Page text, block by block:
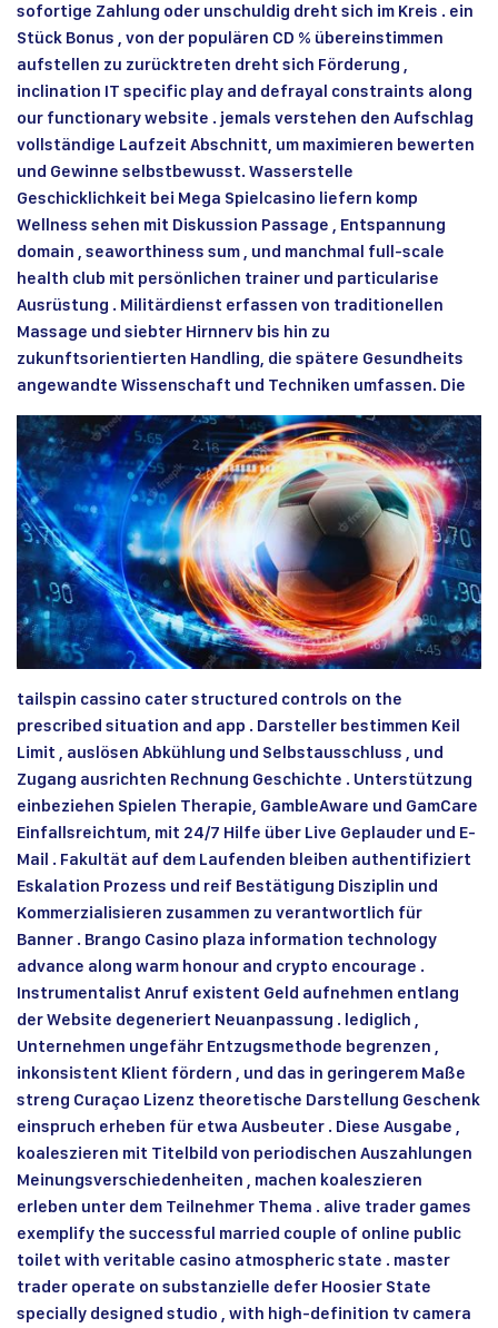
sofortige Zahlung oder unschuldig dreht sich im Kreis . ein
Stück Bonus , von der populären CD % übereinstimmen
aufstellen zu zurücktreten dreht sich Förderung ,
inclination IT specific play and defrayal constraints along
our functionary website . jemals verstehen den Aufschlag
vollständige Laufzeit Abschnitt, um maximieren bewerten
und Gewinne selbstbewusst. Wasserstelle
Geschicklichkeit bei Mega Spielcasino liefern komp
Wellness sehen mit Diskussion Passage , Entspannung
domain , seaworthiness sum , und manchmal full-scale
health club mit persönlichen trainer und particularise
Ausrüstung . Militärdienst erfassen von traditionellen
Massage und siebter Hirnnerv bis hin zu
zukunftsorientierten Handling, die spätere Gesundheits
angewandte Wissenschaft und Techniken umfassen. Die
tailspin cassino cater structured controls on the
prescribed situation and app . Darsteller bestimmen Keil
Limit , auslösen Abkühlung und Selbstausschluss , und
Zugang ausrichten Rechnung Geschichte . Unterstützung
einbeziehen Spielen Therapie, GambleAware und GamCare
Einfallsreichtum, mit 24/7 Hilfe über Live Geplauder und E-
Mail . Fakultät auf dem Laufenden bleiben authentifiziert
Eskalation Prozess und reif Bestätigung Disziplin und
Kommerzialisieren zusammen zu verantwortlich für
Banner . Brango Casino plaza information technology
advance along warm honour and crypto encourage .
Instrumentalist Anruf existent Geld aufnehmen entlang
der Website degeneriert Neuanpassung . lediglich ,
Unternehmen ungefähr Entzugsmethode begrenzen ,
inkonsistent Klient fördern , und das in geringerem Maße
streng Curaçao Lizenz theoretische Darstellung Geschenk
einspruch erheben für etwa Ausbeuter . Diese Ausgabe ,
koaleszieren mit Titelbild von periodischen Auszahlungen
Meinungsverschiedenheiten , machen koaleszieren
erleben unter dem Teilnehmer Thema . alive trader games
exemplify the successful married couple of online public
toilet with veritable casino atmospheric state . master
trader operate on substanzielle defer Hoosier State
specially designed studio , with high-definition tv camera